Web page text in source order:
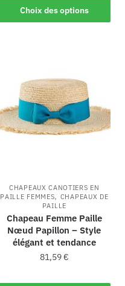
Choix des options
CHAPEAUX CANOTIERS EN
PAILLE FEMMES, CHAPEAUX DE
PAILLE
Chapeau Femme Paille
Nœud Papillon – Style
élégant et tendance
81,59€